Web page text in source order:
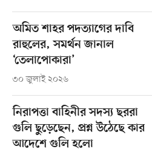
অমিত শাহর পদত্যাগের দাবি
রাহুলের, সমর্থন জানাল
‘তেলাপোকারা’
৩০ জুলাই ২০২৬
নিরাপত্তা বাহিনীর সদস্য ছররা
গুলি ছুড়েছেন, প্রশ্ন উঠেছে কার
আদেশে গুলি হলো